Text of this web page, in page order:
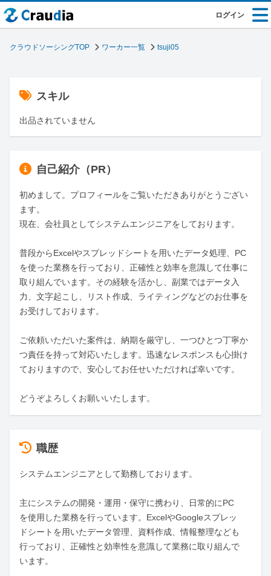
ログイン
クラウドソーシングTOP ワーカー一覧 tsuji05
スキル
出品されていません
自己紹介（PR）
初めまして。プロフィールをご覧いただきありがとうござい
ます。
現在、会社員としてシステムエンジニアをしております。
普段からExcelやスプレッドシートを用いたデータ処理、PC
を使った業務を行っており、正確性と効率を意識して仕事に
取り組んでいます。その経験を活かし、副業ではデータ入
力、文字起こし、リスト作成、ライティングなどのお仕事を
お受けしております。
ご依頼いただいた案件は、納期を厳守し、一つひとつ丁寧か
つ責任を持って対応いたします。迅速なレスポンスも心掛け
ておりますので、安心してお任せいただければ幸いです。
どうぞよろしくお願いいたします。
職歴
システムエンジニアとして勤務しております。
主にシステムの開発・運用・保守に携わり、日常的にPC
を使用した業務を行っています。ExcelやGoogleスプレッ
ドシートを用いたデータ管理、資料作成、情報整理なども
行っており、正確性と効率性を意識して業務に取り組んで
います。